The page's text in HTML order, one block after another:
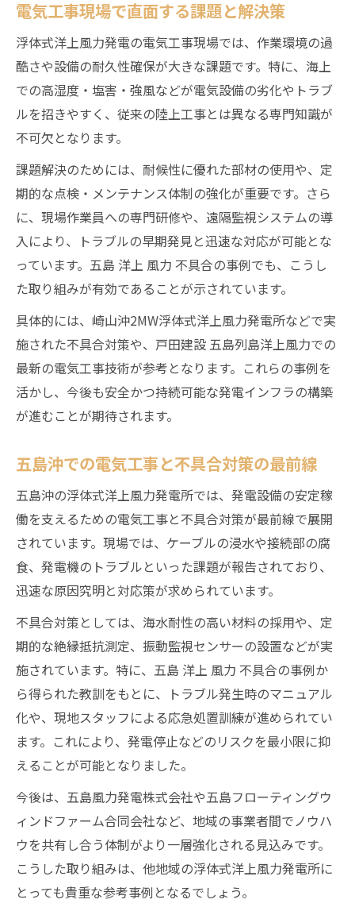
電気工事現場で直面する課題と解決策
浮体式洋上風力発電の電気工事現場では、作業環境の過
酷さや設備の耐久性確保が大きな課題です。特に、海上
での高湿度・塩害・強風などが電気設備の劣化やトラブ
ルを招きやすく、従来の陸上工事とは異なる専門知識が
不可欠となります。
課題解決のためには、耐候性に優れた部材の使用や、定
期的な点検・メンテナンス体制の強化が重要です。さら
に、現場作業員への専門研修や、遠隔監視システムの導
入により、トラブルの早期発見と迅速な対応が可能とな
っています。五島 洋上 風力 不具合の事例でも、こうし
た取り組みが有効であることが示されています。
具体的には、崎山沖2MW浮体式洋上風力発電所などで実
施された不具合対策や、戸田建設 五島列島洋上風力での
最新の電気工事技術が参考となります。これらの事例を
活かし、今後も安全かつ持続可能な発電インフラの構築
が進むことが期待されます。
五島沖での電気工事と不具合対策の最前線
五島沖の浮体式洋上風力発電所では、発電設備の安定稼
働を支えるための電気工事と不具合対策が最前線で展開
されています。現場では、ケーブルの浸水や接続部の腐
食、発電機のトラブルといった課題が報告されており、
迅速な原因究明と対応策が求められています。
不具合対策としては、海水耐性の高い材料の採用や、定
期的な絶縁抵抗測定、振動監視センサーの設置などが実
施されています。特に、五島 洋上 風力 不具合の事例か
ら得られた教訓をもとに、トラブル発生時のマニュアル
化や、現地スタッフによる応急処置訓練が進められてい
ます。これにより、発電停止などのリスクを最小限に抑
えることが可能となりました。
今後は、五島風力発電株式会社や五島フローティングウ
ィンドファーム合同会社など、地域の事業者間でノウハ
ウを共有し合う体制がより一層強化される見込みです。
こうした取り組みは、他地域の浮体式洋上風力発電所に
とっても貴重な参考事例となるでしょう。